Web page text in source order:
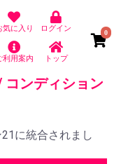
気に入り ログイン
利用案内 トップ
0
コンディション
に統合されまし